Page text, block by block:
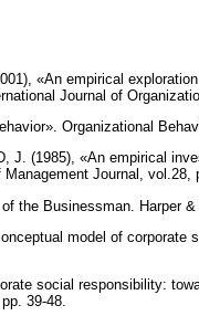
«An empirical
Journal of
Organizational
J. (1985), «An empirical
Journal, vol.28,
the Businessman. Harper &
model of corporate
social responsibility:
39-48.